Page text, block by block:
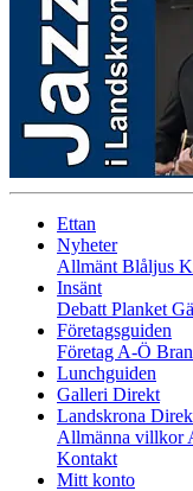
Ettan
Nyheter
Allmänt Blåljus
Insänt
Debatt Planket
Företagsguiden
Företag A-Ö
Lunchguiden
Galleri Direkt
Landskrona
Allmänna villkor
Kontakt
Mitt konto